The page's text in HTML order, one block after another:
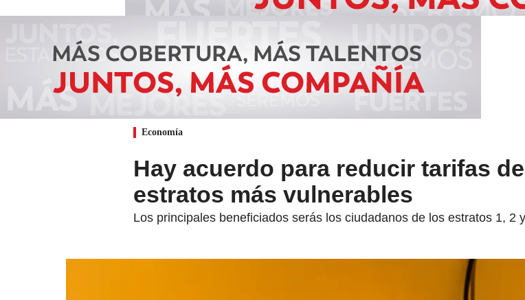
Economía
Hay acuerdo para reducir tarifas
estratos más vulnerables
Los principales beneficiados serás los ciudadanos de los estratos 1, 2